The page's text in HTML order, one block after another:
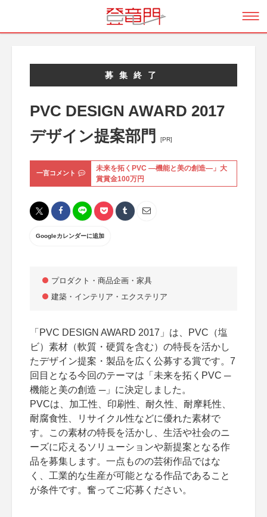
募集終了
PVC DESIGN AWARD 2017
デザイン提案部門
[PR]
一言コメント
未来を拓くPVC ―機能と美の創造―」大
賞賞金100万円
Googleカレンダーに追加
プロダクト・商品企画・家具
建築・インテリア・エクステリア
「PVC DESIGN AWARD 2017」は、PVC（塩
ビ）素材（軟質・硬質を含む）の特長を活かし
たデザイン提案・製品を広く公募する賞です。7
回目となる今回のテーマは「未来を拓くPVC ─
機能と美の創造 ─」に決定しました。
PVCは、加工性、印刷性、耐久性、耐摩耗性、
耐腐食性、リサイクル性などに優れた素材で
す。この素材の特長を活かし、生活や社会のニ
ーズに応えるソリューションや新提案となる作
品を募集します。一点ものの芸術作品ではな
く、工業的な生産が可能となる作品であること
が条件です。奮ってご応募ください。